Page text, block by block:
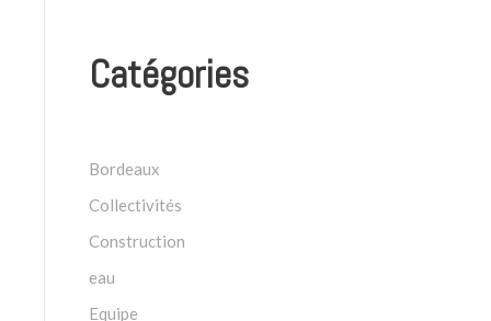
Catégories
Bordeaux
Collectivités
Construction
eau
Equipe